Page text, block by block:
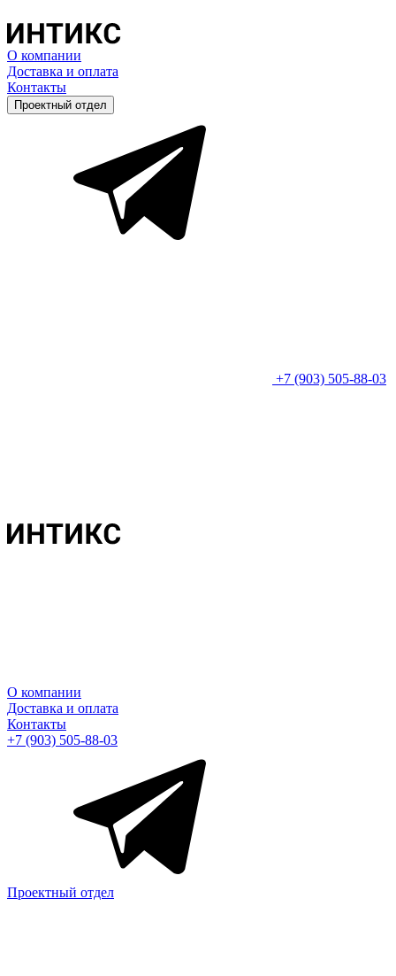
О компании
Доставка и оплата
Контакты
Проектный отдел
+7 (903) 505-88-03
О компании
Доставка и оплата
Контакты
+7 (903) 505-88-03
Проектный отдел